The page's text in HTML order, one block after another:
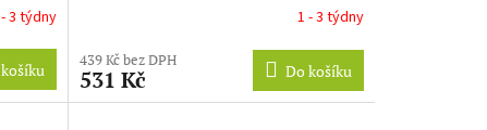
3 týdny 1 - 3 týdny
439 Kč bez DPH
531 Kč Do košíku